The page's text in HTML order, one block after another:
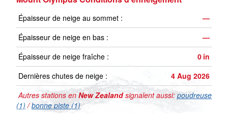
Épaisseur de neige au sommet :
—
Épaisseur de neige en bas :
—
Épaisseur de neige fraîche :
0 in
Dernières chutes de neige :
4 Aug 2026
Autres stations en New Zealandsignalent aussi: poudreuse
(1) /bonne piste (1)